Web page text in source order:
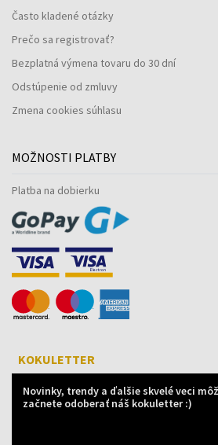
Často kladené otázky
Prečo sa registrovať?
Bezplatná výmena tovaru do 30 dní
Odstúpenie od zmluvy
Zmena cookies súhlasu
MOŽNOSTI PLATBY
Platba na dobierku
KOKULETTER
Novinky, trendy a ďalšie skvelé veci
začnete odoberať náš kokuletter :)